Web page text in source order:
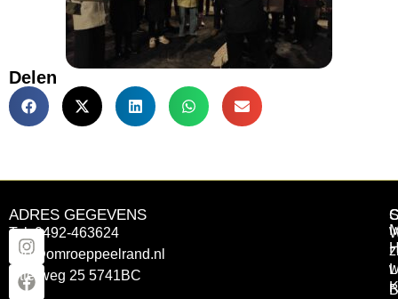
Delen
ADRES GEGEVENS
Tel: 0492-463624
info@omroeppeelrand.nl
Otterweg 25 5741BC